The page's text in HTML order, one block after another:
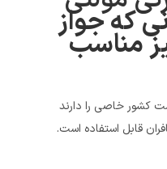
که جواز
مناسب
خاصی را دارند
استفاده است.